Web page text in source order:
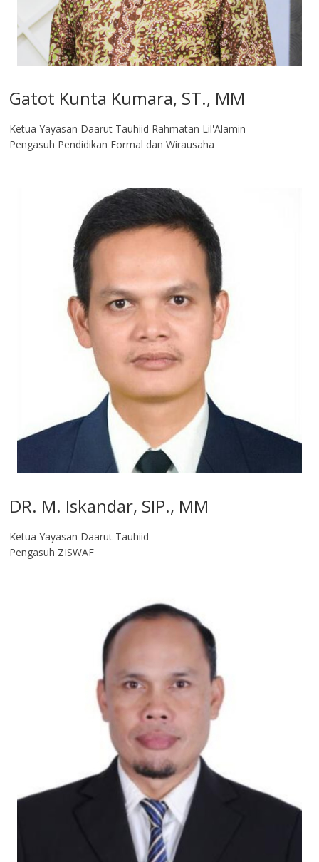
Gatot Kunta Kumara, ST., MM
Ketua Yayasan Daarut Tauhiid Rahmatan Lil'Alamin
Pengasuh Pendidikan Formal dan Wirausaha
DR. M. Iskandar, SIP., MM
Ketua Yayasan Daarut Tauhiid
Pengasuh ZISWAF